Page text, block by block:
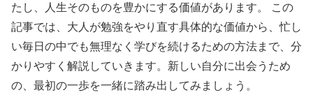
たし、人生そのものを豊かにする価値があります。 この
記事では、大人が勉強をやり直す具体的な価値から、忙し
い毎日の中でも無理なく学びを続けるための方法まで、分
かりやすく解説していきます。新しい自分に出会うため
の、最初の一歩を一緒に踏み出してみましょう。